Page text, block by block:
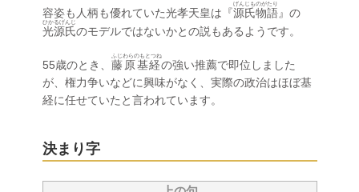
容姿も人柄も優れていた光孝天皇は『源氏物語
げんじものがたり
』の
光源氏
ひかるげんじ
のモデルではないかとの説もあるようです。
55歳のとき、 藤原基経
ふじわらのもとつね
の強い推薦で即位しました
が、権力争いなどに興味がなく、実際の政治はほぼ基
経に任せていたと言われています。
決まり字